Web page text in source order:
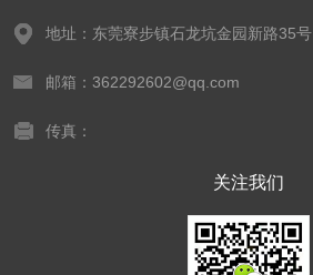
地址：东莞寮步镇石龙坑金园新路35号
邮箱：362292602@qq.com
传真：
关注我们